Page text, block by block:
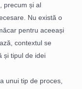
precum și al
Nu există o
pentru aceeași
contextul se
și tipul de idei
unui tip de proces,